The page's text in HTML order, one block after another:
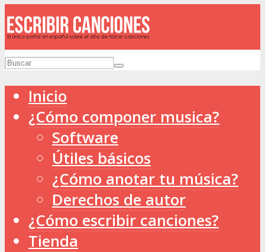
Inicio
¿Cómo componer musica?
Software
Útiles básicos
¿Cómo anotar tu música?
Derechos de autor
¿Cómo escribir canciones?
Tienda